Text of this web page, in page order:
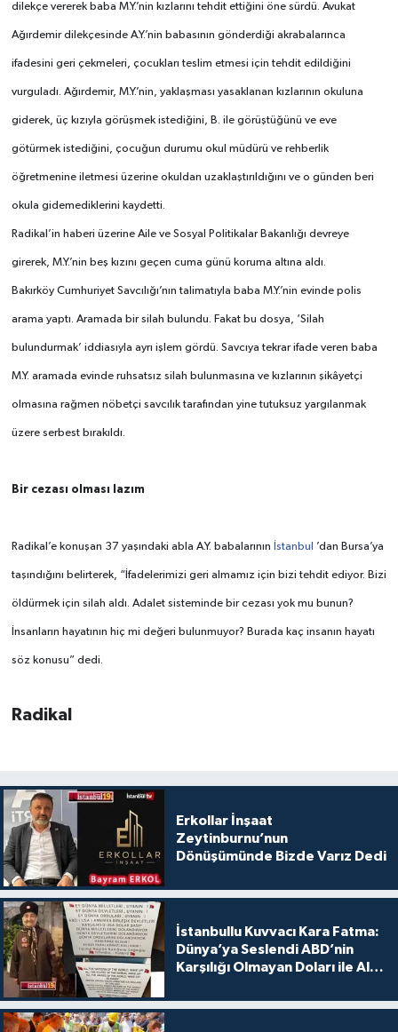
dilekçe vererek baba M.Y.’nin kızlarını tehdit ettiğini öne sürdü. Avukat
Ağırdemir dilekçesinde A.Y.’nin babasının gönderdiği akrabalarınca
ifadesini geri çekmeleri, çocukları teslim etmesi için tehdit edildiğini
vurguladı. Ağırdemir, M.Y.’nin, yaklaşması yasaklanan kızlarının okuluna
giderek, üç kızıyla görüşmek istediğini, B. ile görüştüğünü ve eve
götürmek istediğini, çocuğun durumu okul müdürü ve rehberlik
öğretmenine iletmesi üzerine okuldan uzaklaştırıldığını ve o günden beri
okula gidemediklerini kaydetti.
Radikal’in haberi üzerine Aile ve Sosyal Politikalar Bakanlığı devreye
girerek, M.Y.’nin beş kızını geçen cuma günü koruma altına aldı.
Bakırköy Cumhuriyet Savcılığı’nın talimatıyla baba M.Y.’nin evinde polis
arama yaptı. Aramada bir silah bulundu. Fakat bu dosya, ‘Silah
bulundurmak’ iddiasıyla ayrı işlem gördü. Savcıya tekrar ifade veren baba
M.Y. aramada evinde ruhsatsız silah bulunmasına ve kızlarının şikâyetçi
olmasına rağmen nöbetçi savcılık tarafından yine tutuksuz yargılanmak
üzere serbest bırakıldı.
Bir cezası olması lazım
Radikal’e konuşan 37 yaşındaki abla A.Y. babalarının İstanbul ’dan Bursa’ya
taşındığını belirterek, “İfadelerimizi geri almamız için bizi tehdit ediyor. Bizi
öldürmek için silah aldı. Adalet sisteminde bir cezası yok mu bunun?
İnsanların hayatının hiç mi değeri bulunmuyor? Burada kaç insanın hayatı
söz konusu” dedi.
Radikal
Erkollar İnşaat
Zeytinburnu’nun
Dönüşümünde Bizde Varız Dedi
İstanbullu Kuvvacı Kara Fatma:
Dünya’ya Seslendi ABD’nin
Karşılığı Olmayan Doları ile Alış